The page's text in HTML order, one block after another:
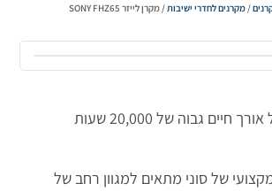
/מקרנים לחדרי ישיבות / מקרן לייזר SONY FHZ65
מקרן לייזר בעל אורך חיים גבוה של 20,000 שעות
של סוני מתאים למגוון רחב של